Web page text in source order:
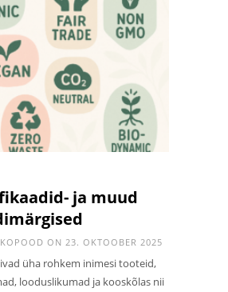
ja muud
ON 23. OKTOOBER 2025
üha rohkem inimesi tooteid,
looduslikumad ja kooskõlas nii